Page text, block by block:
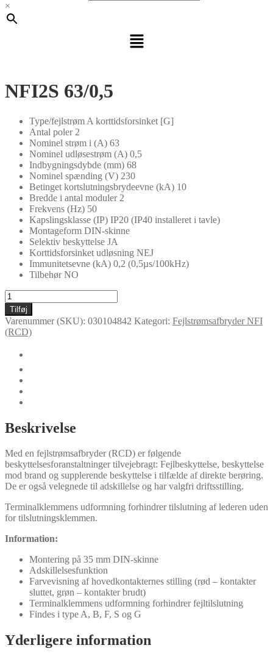
×
Menu
NFI2S 63/0,5
Type/fejlstrøm A korttidsforsinket [G]
Antal poler 2
Nominel strøm i (A) 63
Nominel udløsestrøm (A) 0,5
Indbygningsdybde (mm) 68
Nominel spænding (V) 230
Betinget kortslutningsbrydeevne (kA) 10
Bredde i antal moduler 2
Frekvens (Hz) 50
Kapslingsklasse (IP) IP20 (IP40 installeret i tavle)
Montageform DIN-skinne
Selektiv beskyttelse JA
Korttidsforsinket udløsning NEJ
Immunitetsevne (kA) 0,2 (0,5µs/100kHz)
Tilbehør NO
NFI2S
63/0,5
antal
Tilføj
Varenummer (SKU): 030104842 Kategori: Fejlstrømsafbryder NFI
(RCD)
Beskrivelse
Med en fejlstrømsafbryder (RCD) er følgende
beskyttelsesforanstaltninger tilvejebragt: Fejlbeskyttelse, beskyttelse
mod brand og supplerende beskyttelse i tilfælde af direkte berøring.
De er også velegnede til adskillelse og har valgfri driftsstilling.
Terminalklemmens udformning forhindrer tilslutning af lederen uden
for tilslutningsklemmen.
Information:
Montering på 35 mm DIN-skinne
Adskillelsesfunktion
Farvevisning af hovedkontakternes stilling (rød – kontakter
sluttet, grøn – kontakter brudt)
Terminalklemmens udformning forhindrer fejltilslutning
Findes i type A, B, F, S og G
Yderligere information